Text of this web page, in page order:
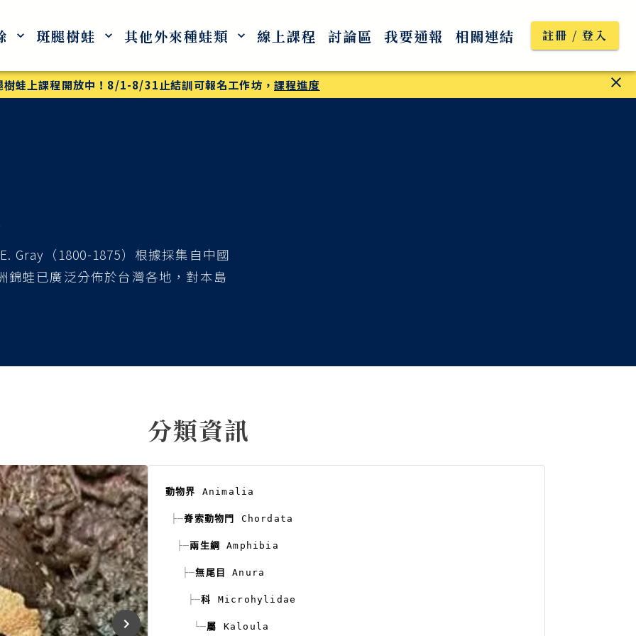
斑腿樹蛙 其他外來種蛙類 線上課程 討論區 我要通報 相關連結 註冊 / 登入
樹蛙上課程開放中！8/1-8/31止結訓可報名工作坊， 課程進度
Gray（1800-1875）根據採集自中國
錦蛙已廣泛分佈於台灣各地，對本島
分類資訊
動物界 Animalia
├─脊索動物門 Chordata
├─兩生綱 Amphibia
├─無尾目 Anura
├─科 Microhylidae
└─屬 Kaloula